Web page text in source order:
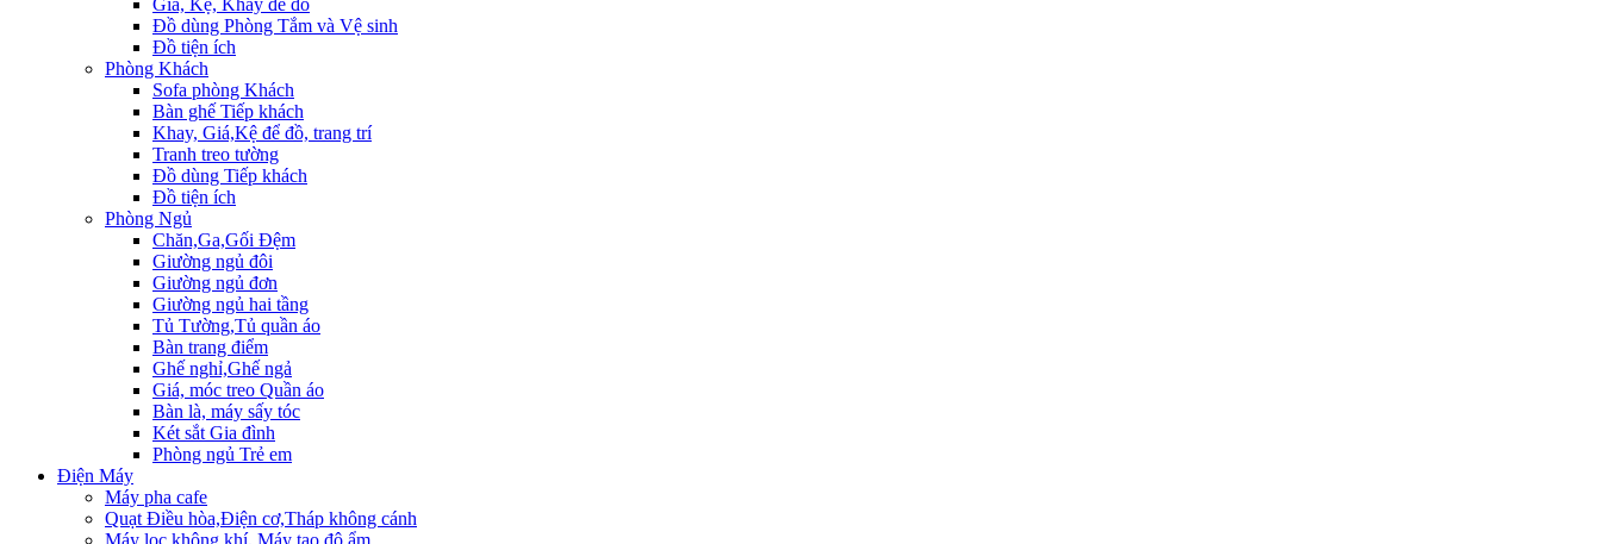
Đồ dùng Phòng Tắm và Vệ sinh
Đồ tiện ích
Phòng Khách
Sofa phòng Khách
Bàn ghế Tiếp khách
Khay, Giá,Kệ để đồ, trang trí
Tranh treo tường
Đồ dùng Tiếp khách
Đồ tiện ích
Phòng Ngủ
Chăn,Ga,Gối Đệm
Giường ngủ đôi
Giường ngủ đơn
Giường ngủ hai tầng
Tủ Tường,Tủ quần áo
Bàn trang điểm
Ghế nghỉ,Ghế ngả
Giá, móc treo Quần áo
Bàn là, máy sấy tóc
Két sắt Gia đình
Phòng ngủ Trẻ em
Điện Máy
Máy pha cafe
Quạt Điều hòa,Điện cơ,Tháp không cánh
Máy lọc không khí, Máy tạo độ ẩm